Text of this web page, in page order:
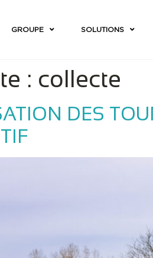
GROUPE SOLUTIONS
: collecte
DES